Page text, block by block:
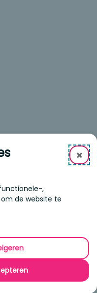
✖
,
de website te